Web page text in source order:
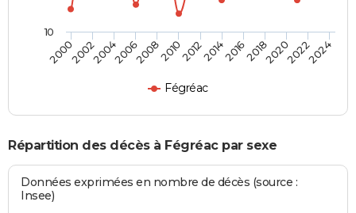
Fégréac
2000200220042006200820102012201420162018202020222024
10
Répartition des décès à Fégréac par sexe
Données exprimées en nombre de décès (source :
Insee)